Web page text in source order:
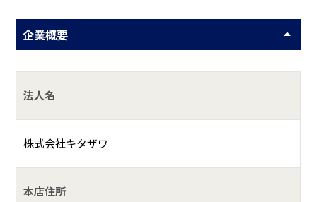
企業概要
法人名
株式会社キタザワ
本店住所